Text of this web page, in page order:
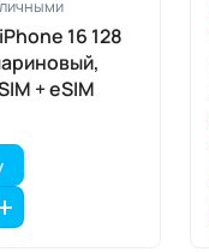
16 128
+ eSIM